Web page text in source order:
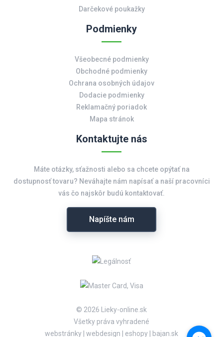
Darčekové poukažky
Podmienky
Všeobecné podmienky
Obchodné podmienky
Ochrana osobných údajov
Dodacie podmienky
Reklamačný poriadok
Mapa stránok
Kontaktujte nás
Máte otázky, sťažnosti alebo sa chcete opýtať na
dostupnosť tovaru? Neváhajte nám napísať a naší pracovníci
vás čo najskôr budú kontaktovať.
Napíšte nám
© 2026 Lieky-online.sk
Všetky práva vyhradené
webstránky webdesign eshopy bajan.sk